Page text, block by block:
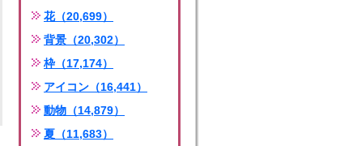
花（20,699）
背景（20,302）
枠（17,174）
アイコン（16,441）
動物（14,879）
夏（11,683）